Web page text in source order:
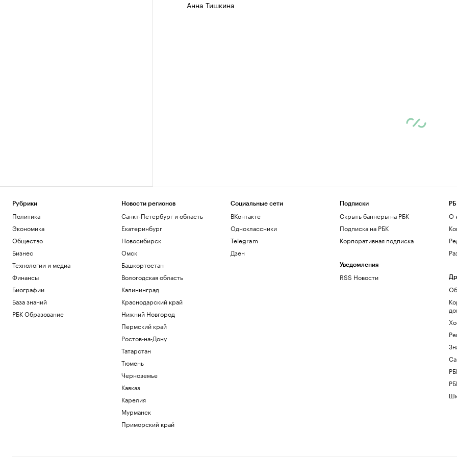
Анна Тишкина
Рубрики
Политика
Экономика
Общество
Бизнес
Технологии и медиа
Финансы
Биографии
База знаний
РБК Образование
Новости регионов
Санкт-Петербург и область
Екатеринбург
Новосибирск
Омск
Башкортостан
Вологодская область
Калининград
Краснодарский край
Нижний Новгород
Пермский край
Ростов-на-Дону
Татарстан
Тюмень
Черноземье
Кавказ
Карелия
Мурманск
Приморский край
Социальные сети
ВКонтакте
Одноклассники
Telegram
Дзен
Подписки
Скрыть баннеры на РБК
Подписка на РБК
Корпоративная подписка
Уведомления
RSS Новости
О